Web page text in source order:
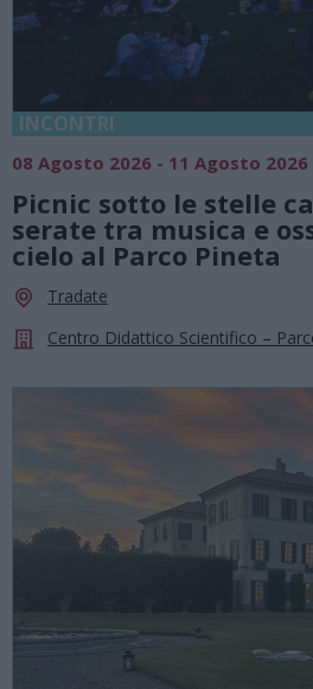
INCONTRI
08 Agosto 2026 - 11 Agosto 2026
Picnic sotto le stelle
serate tra musica e
cielo al Parco Pineta
Tradate
Centro Didattico Scientifico –